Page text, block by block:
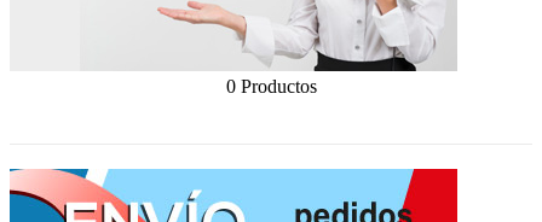
0 Productos